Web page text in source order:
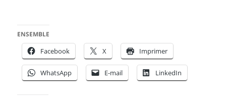
ENSEMBLE
Facebook X Imprimer
WhatsApp E-mail LinkedIn